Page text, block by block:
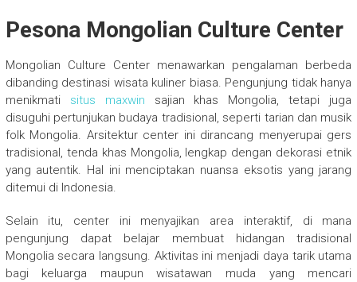
Pesona Mongolian Culture Center
Mongolian Culture Center menawarkan pengalaman berbeda
dibanding destinasi wisata kuliner biasa. Pengunjung tidak hanya
menikmati situs maxwin sajian khas Mongolia, tetapi juga
disuguhi pertunjukan budaya tradisional, seperti tarian dan musik
folk Mongolia. Arsitektur center ini dirancang menyerupai gers
tradisional, tenda khas Mongolia, lengkap dengan dekorasi etnik
yang autentik. Hal ini menciptakan nuansa eksotis yang jarang
ditemui di Indonesia.
Selain itu, center ini menyajikan area interaktif, di mana
pengunjung dapat belajar membuat hidangan tradisional
Mongolia secara langsung. Aktivitas ini menjadi daya tarik utama
bagi keluarga maupun wisatawan muda yang mencari